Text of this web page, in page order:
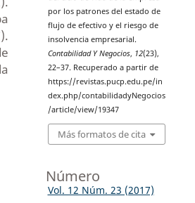
por los patrones del estado de
flujo de efectivo y el riesgo de
insolvencia empresarial.
Contabilidad Y Negocios, 12(23),
22–37. Recuperado a partir de
https://revistas.pucp.edu.pe/in
dex.php/contabilidadyNegocios
/article/view/19347
Más formatos de cita
Número
Vol. 12 Núm. 23 (2017)